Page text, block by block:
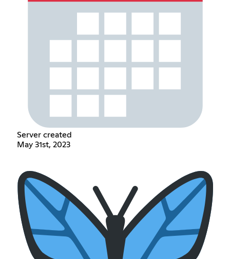
Server created
May 31st, 2023